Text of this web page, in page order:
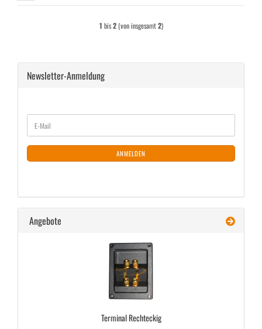
1 bis2(von insgesamt2)
Newsletter-Anmeldung
ZUR
NEWSLETTER-
ANMELDUNG
E-
Mail
ANMELDEN
Angebote
Ter­mi­nal Recht­eckig